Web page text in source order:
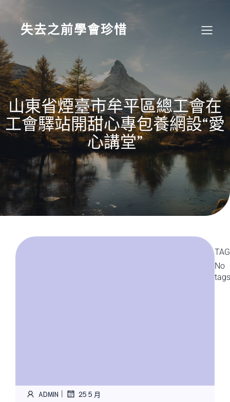
content
失去之前學會珍惜
山東省煙臺市牟平區總工會在
工會驛站開甜心專包養網設“愛
心講堂”
ADMIN | 25 5 月
No
tags